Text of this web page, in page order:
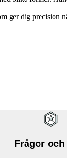
ger dig precision
Frågor